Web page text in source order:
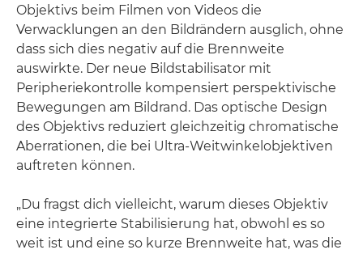
Objektivs beim Filmen von Videos die
Verwacklungen an den Bildrändern ausglich, ohne
dass sich dies negativ auf die Brennweite
auswirkte. Der neue Bildstabilisator mit
Peripheriekontrolle kompensiert perspektivische
Bewegungen am Bildrand. Das optische Design
des Objektivs reduziert gleichzeitig chromatische
Aberrationen, die bei Ultra-Weitwinkelobjektiven
auftreten können.
„Du fragst dich vielleicht, warum dieses Objektiv
eine integrierte Stabilisierung hat, obwohl es so
weit ist und eine so kurze Brennweite hat, was die